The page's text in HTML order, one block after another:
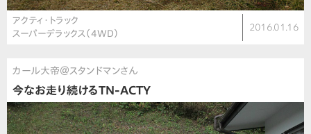
アクティ・トラック
スーパーデラックス（4WD）
2016.01.16
カール大帝＠スタンドマンさん
今なお走り続けるTN-ACTY